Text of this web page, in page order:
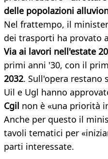
delle popolazioni
Nel frattempo, il
dei trasporti ha provato
Via ai lavori nell'estate
primi anni '30, con il
2032. Sull'opera restano
Uil e Ugl hanno
Cgil non è «una priorità
Anche per questo il
tavoli tematici per
parti interessate.